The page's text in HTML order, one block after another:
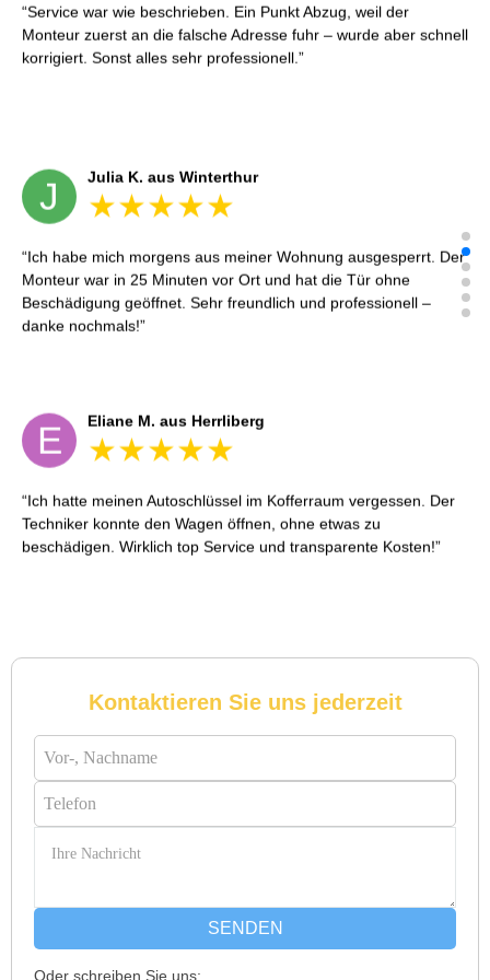
Service war wie beschrieben. Ein Punkt Abzug, weil der
Monteur zuerst an die falsche Adresse fuhr – wurde aber schnell
korrigiert. Sonst alles sehr professionell.
J Julia K. aus Winterthur
Ich habe mich morgens aus meiner Wohnung ausgesperrt. Der
Monteur war in 25 Minuten vor Ort und hat die Tür ohne
Beschädigung geöffnet. Sehr freundlich und professionell –
danke nochmals!
E Eliane M. aus Herrliberg
Ich hatte meinen Autoschlüssel im Kofferraum vergessen. Der
Techniker konnte den Wagen öffnen, ohne etwas zu
beschädigen. Wirklich top Service und transparente Kosten!
schon, sie müsste aufgebrochen werden, aber der Fachmann
Michael B. aus Bassersdorf
Kontaktieren Sie uns jederzeit
SENDEN
Oder schreiben Sie uns: